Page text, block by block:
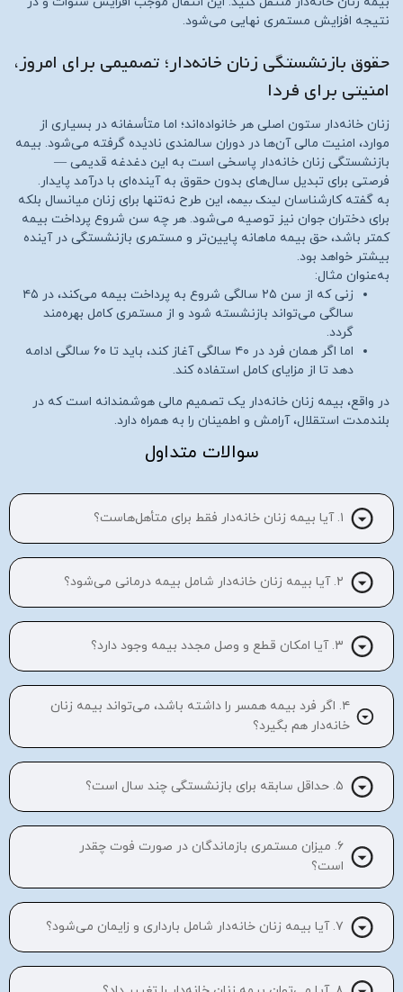
نتیجه افزایش مستمری نهایی می‌شود.
حقوق بازنشستگی زنان خانه‌دار؛ تصمیمی برای امروز،
امنیتی برای فردا
زنان خانه‌دار ستون اصلی هر خانواده‌اند؛ اما متأسفانه در بسیاری از
موارد، امنیت مالی آن‌ها در دوران سالمندی نادیده گرفته می‌شود. بیمه
بازنشستگی زنان خانه‌دار پاسخی است به این دغدغه قدیمی —
فرصتی برای تبدیل سال‌های بدون حقوق به آینده‌ای با درآمد پایدار.
به گفته کارشناسان لینک بیمه، این طرح نه‌تنها برای زنان میانسال بلکه
برای دختران جوان نیز توصیه می‌شود. هر چه سن شروع پرداخت بیمه
کمتر باشد، حق بیمه ماهانه پایین‌تر و مستمری بازنشستگی در آینده
بیشتر خواهد بود.
به‌عنوان مثال:
زنی که از سن ۲۵ سالگی شروع به پرداخت بیمه می‌کند، در ۴۵
سالگی می‌تواند بازنشسته شود و از مستمری کامل بهره‌مند
گردد.
اما اگر همان فرد در ۴۰ سالگی آغاز کند، باید تا ۶۰ سالگی ادامه
دهد تا از مزایای کامل استفاده کند.
در واقع، بیمه زنان خانه‌دار یک تصمیم مالی هوشمندانه است که در
بلندمدت استقلال، آرامش و اطمینان را به همراه دارد.
سوالات متداول
۱. آیا بیمه زنان خانه‌دار فقط برای متأهل‌هاست؟
۲. آیا بیمه زنان خانه‌دار شامل بیمه درمانی می‌شود؟
۳. آیا امکان قطع و وصل مجدد بیمه وجود دارد؟
۴. اگر فرد بیمه همسر را داشته باشد، می‌تواند بیمه زنان
خانه‌دار هم بگیرد؟
۵. حداقل سابقه برای بازنشستگی چند سال است؟
۶. میزان مستمری بازماندگان در صورت فوت چقدر
است؟
۷. آیا بیمه زنان خانه‌دار شامل بارداری و زایمان می‌شود؟